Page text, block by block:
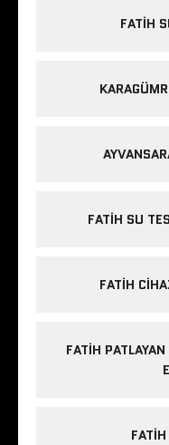
FATIH
FATIH SU
FATIH
FATIH